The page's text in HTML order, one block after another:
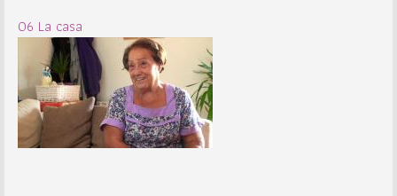
06 La casa